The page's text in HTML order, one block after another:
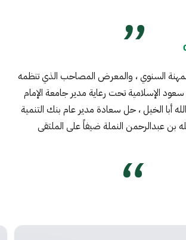
السنوي ، والمعرض المصاحب الذي تنظمه
الإسلامية تحت رعاية مدير جامعة الإمام
أبا الخيل ، حل سعادة مدير عام بنك التنمية
بن عبدالرحمن النملة ضيفاً على الملتقى